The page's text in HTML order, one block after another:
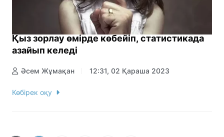
Қыз зорлау өмірде көбейіп, статистикада
азайып келеді
Әсем Жұмақан 12:31, 02 Қараша 2023
Көбірек оқу